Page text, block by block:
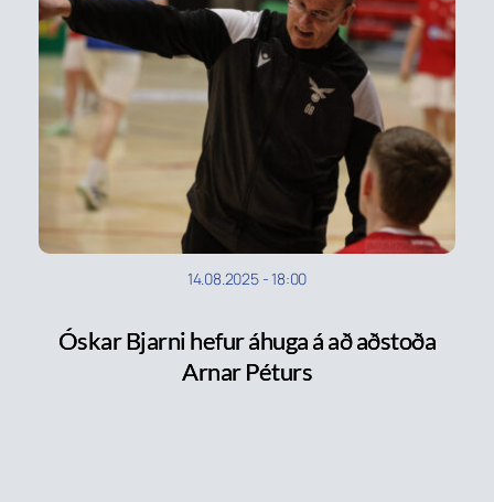
14.08.2025-18:00
Óskar Bjarni hefur áhuga á að aðstoða
Arnar Péturs